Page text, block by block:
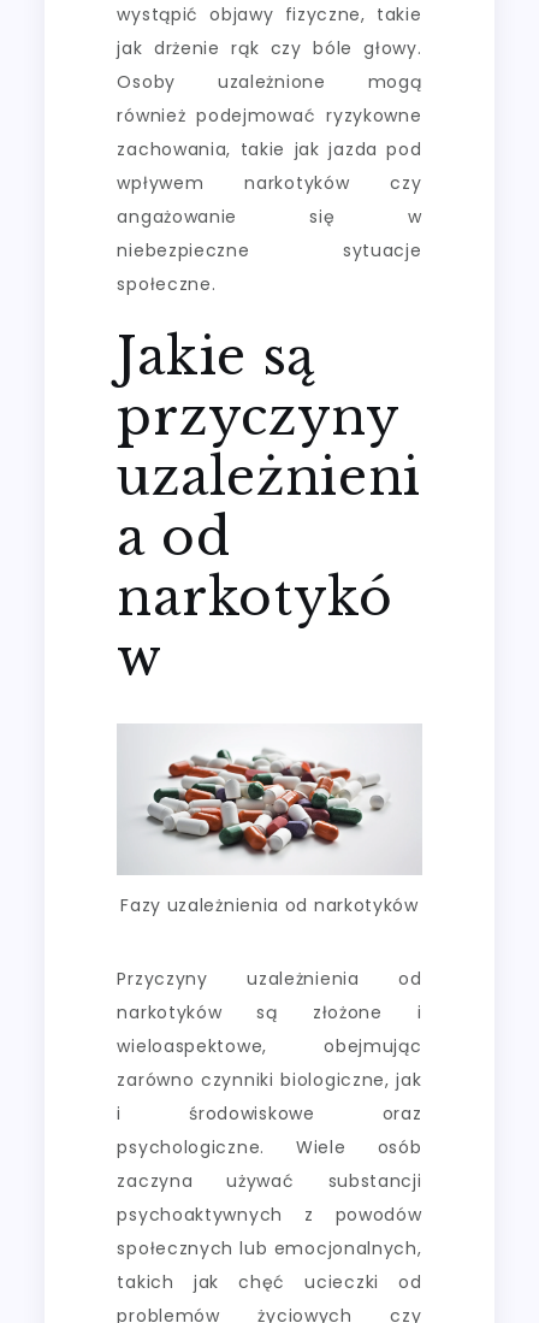
wystąpić objawy fizyczne, takie
jak drżenie rąk czy bóle głowy.
Osoby uzależnione mogą
również podejmować ryzykowne
zachowania, takie jak jazda pod
wpływem narkotyków czy
angażowanie się w
niebezpieczne sytuacje
społeczne.
Jakie są
przyczyny
uzależnieni
a od
narkotykó
w
Fazy uzależnienia od narkotyków
Przyczyny uzależnienia od
narkotyków są złożone i
wieloaspektowe, obejmując
zarówno czynniki biologiczne, jak
i środowiskowe oraz
psychologiczne. Wiele osób
zaczyna używać substancji
psychoaktywnych z powodów
społecznych lub emocjonalnych,
takich jak chęć ucieczki od
problemów życiowych czy